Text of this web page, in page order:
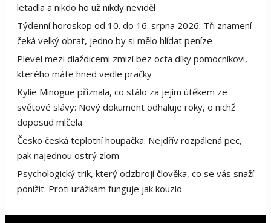
letadla a nikdo ho už nikdy neviděl
Týdenní horoskop od 10. do 16. srpna 2026: Tři znamení
čeká velký obrat, jedno by si mělo hlídat peníze
Plevel mezi dlaždicemi zmizí bez octa díky pomocníkovi,
kterého máte hned vedle pračky
Kylie Minogue přiznala, co stálo za jejím útěkem ze
světové slávy: Nový dokument odhaluje roky, o nichž
doposud mlčela
Česko česká teplotní houpačka: Nejdřív rozpálená pec,
pak najednou ostrý zlom
Psychologický trik, který odzbrojí člověka, co se vás snaží
ponížit. Proti urážkám funguje jak kouzlo